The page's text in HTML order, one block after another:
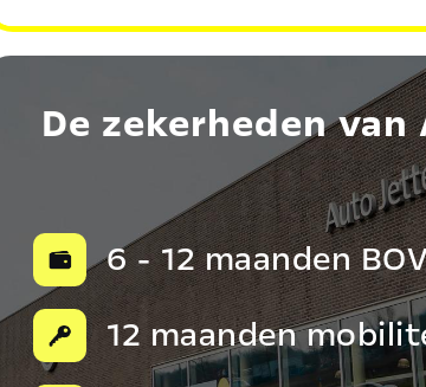
De zekerheden
6 - 12 maanden
12 maanden